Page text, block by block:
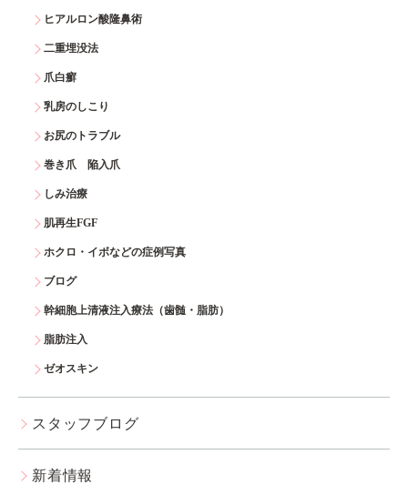
ヒアルロン酸隆鼻術
二重埋没法
爪白癬
乳房のしこり
お尻のトラブル
巻き爪 陥入爪
しみ治療
肌再生FGF
ホクロ・イボなどの症例写真
ブログ
幹細胞上清液注入療法（歯髄・脂肪）
脂肪注入
ゼオスキン
スタッフブログ
新着情報